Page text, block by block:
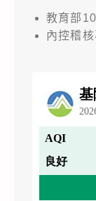
教育部
內控稽核